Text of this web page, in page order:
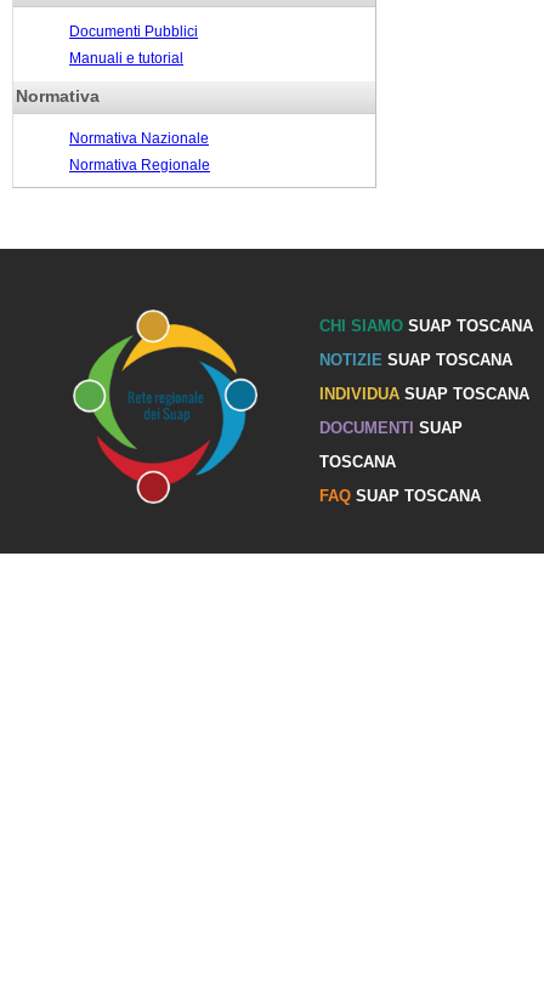
Documenti Pubblici
Manuali e tutorial
Normativa
Normativa Nazionale
Normativa Regionale
CHI SIAMOSUAP TOSCANA
NOTIZIE SUAP TOSCANA
INDIVIDUASUAP TOSCANA
DOCUMENTI SUAP
TOSCANA
FAQSUAP TOSCANA